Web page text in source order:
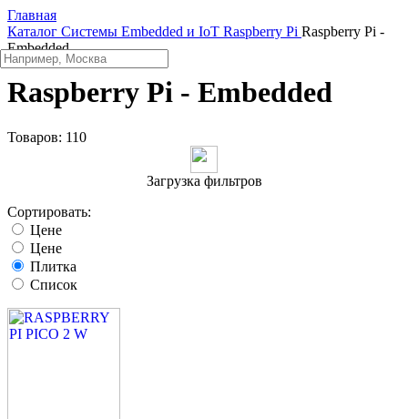
Главная
Каталог Системы Embedded и IoT Raspberry Pi Raspberry Pi -
Embedded
Raspberry Pi - Embedded
Товаров: 110
Загрузка фильтров
Сортировать:
Цене
Цене
Плитка
Список